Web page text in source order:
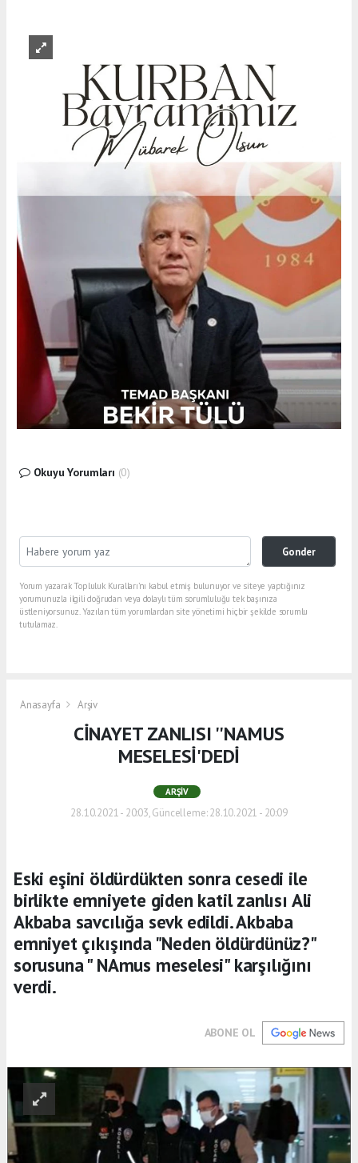
Okuyu Yorumları (0)
Gonder
Yorum yazarak Topluluk Kuralları’nı kabul etmiş bulunuyor ve siteye yaptığınız
yorumunuzla ilgili doğrudan veya dolaylı tüm sorumluluğu tek başınıza
üstleniyorsunuz. Yazılan tüm yorumlardan site yönetimi hiçbir şekilde sorumlu
tutulamaz.
Anasayfa Arşiv
CİNAYET ZANLISI ''NAMUS
MESELESİ'DEDİ
ARŞIV
28.10.2021 - 20:03, Güncelleme: 28.10.2021 - 20:09
Eski eşini öldürdükten sonra cesedi ile
birlikte emniyete giden katil zanlısı Ali
Akbaba savcılığa sevk edildi. Akbaba
emniyet çıkışında "Neden öldürdünüz?"
sorusuna " NAmus meselesi" karşılığını
verdi.
ABONE OL